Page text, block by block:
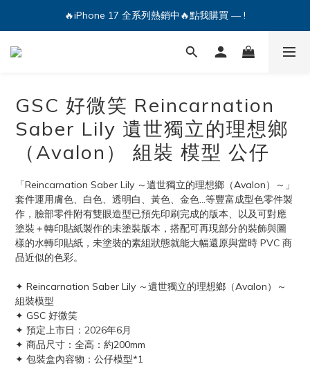
🔥iPhone 17 全系列熱銷中🔥點我購買 — !
🔥iPhone 17 全系列熱銷中🔥點我購買 — !
💕加入Q哥 Line 新好友領優惠券！🎫
GSC 好微笑 Reincarnation
Saber Lily 遺世獨立的理想鄉
（Avalon） 組裝 模型 公仔
「Reincarnation Saber Lily ～遺世獨立的理想鄉（Avalon）～」
套件運用膚色、白色、透明白、黃色、金色...等豐富成型色零件製
作，臉部零件附有雙眼造型已預先印刷完成的版本、以及可對應
塗裝＋轉印貼紙製作的未塗裝版本，搭配可再現部分的裝飾與圖
樣的水轉印貼紙，未塗裝的素組狀態就能大幅還原與當時 PVC 商
品近似的色彩。
✦ Reincarnation Saber Lily ～遺世獨立的理想鄉（Avalon）～
組裝模型
✦ GSC 好微笑
✦ 預定上市日：2026年6月
✦ 商品尺寸：全高：約200mm
✦ 包裝盒內容物：公仔模型*1